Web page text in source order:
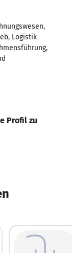
Logistik
Profil zu